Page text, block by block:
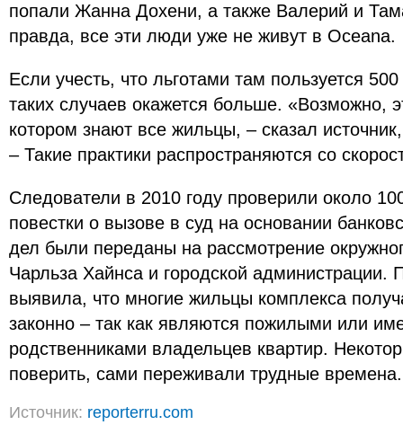
попали Жанна Дохени, а также Валерий и
правда, все эти люди уже не живут в Oceana.
Если учесть, что льготами там пользуется
таких случаев окажется больше. «Возможно,
котором знают все жильцы, – сказал
– Такие практики распространяются со
Следователи в 2010 году проверили около
повестки о вызове в суд на основании
дел были переданы на рассмотрение
Чарльза Хайнса и городской администрации.
выявила, что многие жильцы комплекса
законно – так как являются пожилыми или
родственниками владельцев квартир.
поверить, сами переживали трудные времена.
Источник: reporterru.com